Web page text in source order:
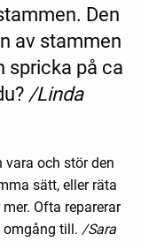
Den
av stammen
spricka på ca
/Linda
och stör den
sätt, eller räta
Ofta reparerar
omgång till. /Sara